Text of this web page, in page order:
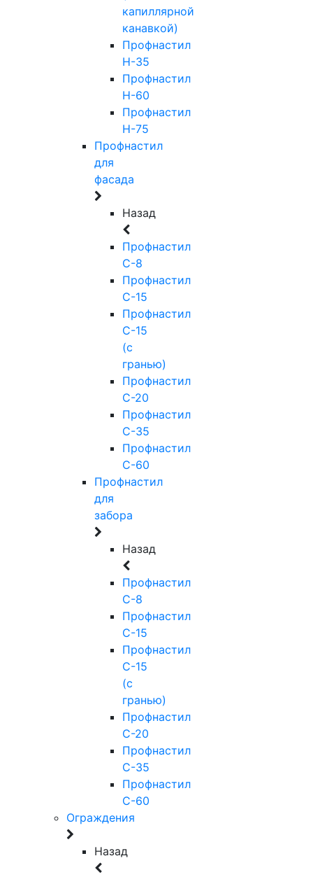
капиллярной
канавкой)
Профнастил
Н-35
Профнастил
Н-60
Профнастил
Н-75
Профнастил
для
фасада
Назад
Профнастил
С-8
Профнастил
С-15
Профнастил
С-15
(с
гранью)
Профнастил
С-20
Профнастил
С-35
Профнастил
С-60
Профнастил
для
забора
Назад
Профнастил
С-8
Профнастил
С-15
Профнастил
С-15
(с
гранью)
Профнастил
С-20
Профнастил
С-35
Профнастил
С-60
Ограждения
Назад